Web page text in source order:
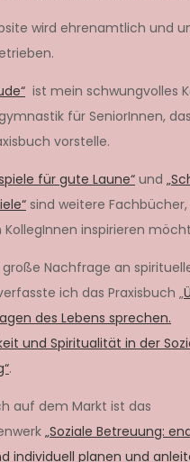
wird ehrenamtlich und
ist mein schwungvolles
für SeniorInnen,
vorstelle.
für gute Laune“und
sind weitere
inspirieren
Nachfrage an
ich das Praxisbuch „
des Lebens sprechen.
und Spiritualität in der
.
auf dem Markt ist das
„Soziale Betreuung:
individuell planen und